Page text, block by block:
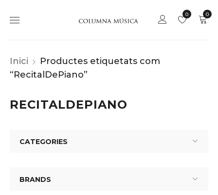
0
0
Inici
Productes etiquetats com
“RecitalDePiano”
RECITALDEPIANO
CATEGORIES
BRANDS